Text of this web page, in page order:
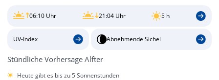
06:10 Uhr 21:04 Uhr 5 h
UV-Index Abnehmende Sichel
Stündliche Vorhersage Alfter
Heute gibt es bis zu 5 Sonnenstunden